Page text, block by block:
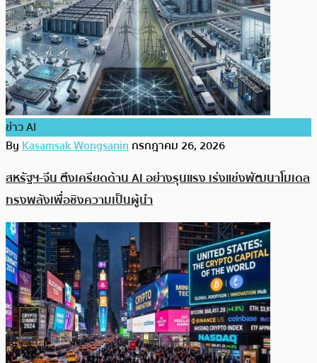
ข่าว AI
ByKasamsak Wongsaninกรกฎาคม 26, 2026
สหรัฐฯ-จีน ตึงเครียดด้าน AI อย่างรุนแรง เร่งแข่งพัฒนาโมเดล
ทรงพลังเพื่อชิงความเป็นผู้นำ